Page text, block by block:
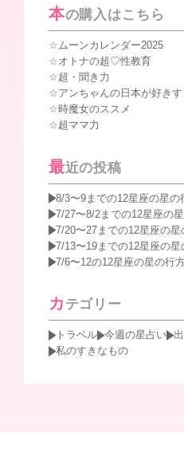
本の購入はこちら
ムーンカレンダー2025
オトナの超♡性教育
超・聞き力
アンちゃんの日本が好きす
時魔女のススメ
超ママ力
最近の投稿
8/3〜9までの12星座の星の
7/27〜8/2までの12星座の
7/20〜27までの12星座の星
7/13〜19までの12星座の星
7/6〜12の12星座の星の行
カ テゴリー
トラベル 今週の星占い
私のすきなもの